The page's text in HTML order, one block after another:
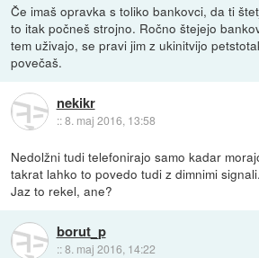
Če imaš opravka s toliko bankovci, da ti
to itak počneš strojno. Ročno štejejo
tem uživajo, se pravi jim z ukinitvijo
povečaš.
nekikr
::8. maj 2016, 13:58
Nedolžni tudi telefonirajo samo kadar
takrat lahko to povedo tudi z dimnimi
Jaz to rekel, ane?
borut_p
::8. maj 2016, 14:22